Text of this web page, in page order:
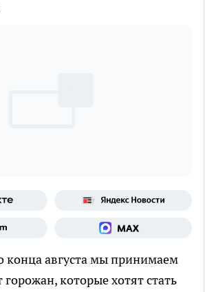
конца августа мы принимаем
которые хотят стать